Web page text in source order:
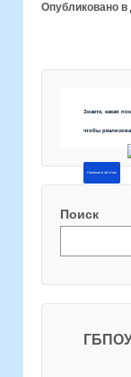
Опубликовано в
Знаете, какая
чтобы
Напишите об этом
Поиск